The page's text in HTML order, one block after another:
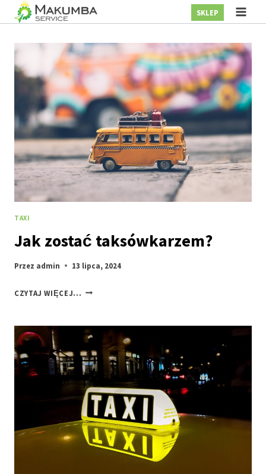
Przejdź
treści
SKLEP
TAXI
Jak zostać taksówkarzem?
Przez admin 13 lipca, 2024
CZYTAJ WIĘCEJ... JAK